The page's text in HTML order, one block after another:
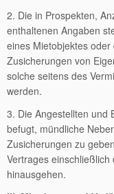
2. Die in Prospekten,
enthaltenen Angaben
eines Mietobjektes
Zusicherungen von
solche seitens des
werden.
3. Die Angestellten und
befugt, mündliche
Zusicherungen zu
Vertrages
hinausgehen.